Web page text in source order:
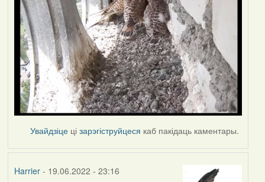
Увайдзіце цізарэгіструйцеся каб пакідаць каментары.
Harrier- 19.06.2022 - 23:16